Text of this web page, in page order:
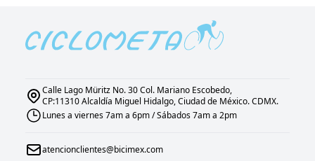
Calle Lago Müritz No. 30 Col. Mariano Escobedo,
CP:11310 Alcaldía Miguel Hidalgo, Ciudad de México. CDMX.
Lunes a viernes 7am a 6pm / Sábados 7am a 2pm
atencionclientes@bicimex.com